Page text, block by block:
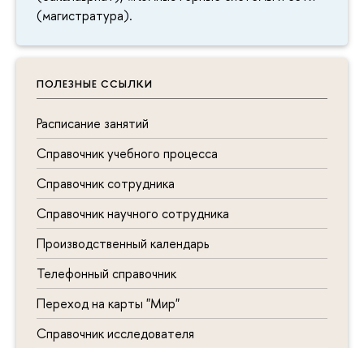
(магистратура).
ПОЛЕЗНЫЕ ССЫЛКИ
Расписание занятий
Справочник учебного процесса
Справочник сотрудника
Справочник научного сотрудника
Производственный календарь
Телефонный справочник
Переход на карты "Мир"
Справочник исследователя